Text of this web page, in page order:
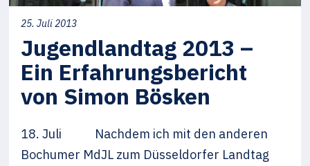
25. Juli 2013
Jugendlandtag 2013 –
Ein Erfahrungsbericht
von Simon Bösken
18. Juli Nachdem ich mit den anderen
Bochumer MdJL zum Düsseldorfer Landtag